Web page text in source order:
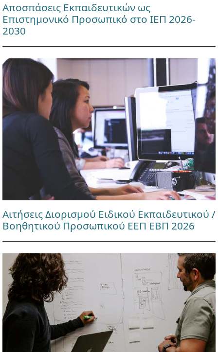
Αποσπάσεις Εκπαιδευτικών ως
Επιστημονικό Προσωπικό στο ΙΕΠ 2026-
2030
Αιτήσεις Διορισμού Ειδικού Εκπαιδευτικού /
Βοηθητικού Προσωπικού ΕΕΠ ΕΒΠ 2026